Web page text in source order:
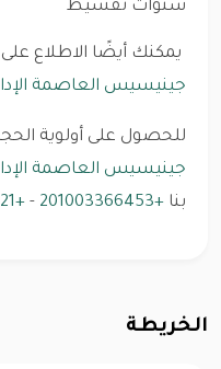
سنوات تقسيط
يمكنك أيضًا الاطلاع على
جينيسيس العاصمة
للحصول على أولوية
جينيسيس العاصمة
بنا +201003366453
-
+201126662221
الخريطة